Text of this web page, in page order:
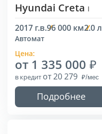
Hyundai Creta I
2017 г.в.96 000 км2.0 л
Автомат
Цена:
от 1 335 000
в кредит от 20 279
Подробнее